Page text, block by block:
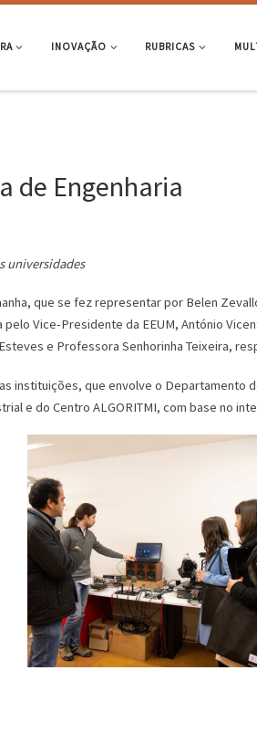
INOVAÇÃO RUBRICAS
de Engenharia
universidades
que se fez representar por Belen
Vice-Presidente da EEUM, António
e Professora Senhorinha Teixeira,
instituições, que envolve o Departamento
e do Centro ALGORITMI, com base no